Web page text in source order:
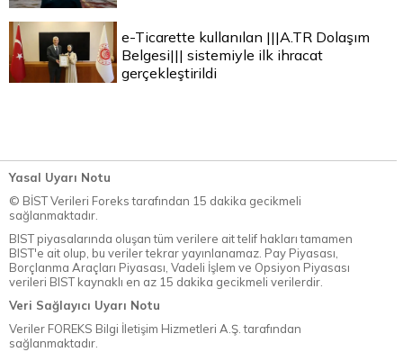
e-Ticarette kullanılan |||A.TR Dolaşım
Belgesi||| sistemiyle ilk ihracat
gerçekleştirildi
Yasal Uyarı Notu
© BİST Verileri Foreks tarafından 15 dakika gecikmeli
sağlanmaktadır.
BIST piyasalarında oluşan tüm verilere ait telif hakları tamamen
BIST'e ait olup, bu veriler tekrar yayınlanamaz. Pay Piyasası,
Borçlanma Araçları Piyasası, Vadeli İşlem ve Opsiyon Piyasası
verileri BIST kaynaklı en az 15 dakika gecikmeli verilerdir.
Veri Sağlayıcı Uyarı Notu
Veriler FOREKS Bilgi İletişim Hizmetleri A.Ş. tarafından
sağlanmaktadır.